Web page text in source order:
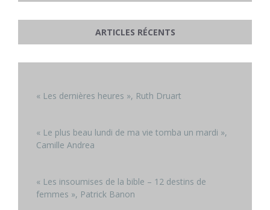
ARTICLES RÉCENTS
« Les dernières heures », Ruth Druart
« Le plus beau lundi de ma vie tomba un mardi »,
Camille Andrea
« Les insoumises de la bible – 12 destins de
femmes », Patrick Banon